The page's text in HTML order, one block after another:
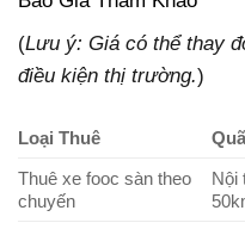
(Lưu ý: Giá có thể thay
điều kiện thị trường.)
Loại Thuê
Thuê xe fooc sàn theo
chuyến
Nội